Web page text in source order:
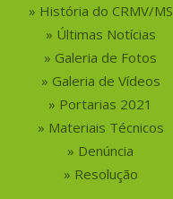
História do CRMV/MS
Últimas Notícias
Galeria de Fotos
Galeria de Vídeos
Portarias 2021
Materiais Técnicos
Denúncia
Resolução